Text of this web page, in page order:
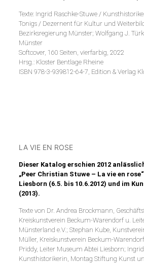
Texte: Ingrid Raschke-Stuwe /
Tonigs / Dezernent für Kultur und
Bezirksregierung Münster; Wolfgang J.
Münster
Softcover, 160 Seiten, vierfarbig, 2022
Hrsg.: Kloster Bentlage Rheine
ISBN 978-3-939812-64-7, Edition & Verlag
LA VIE EN ROSE
Dieser Katalog erschien 2012
„Peer Christian Stuwe – La vie en
Liesborn (6.5. bis 10.6.2012) und im
(2013).
Texte von Dr. Andrea Brockmann,
Kreiskunstverein Beckum-Warendorf u.
Münsterland e.V.; Stephan Kube,
Müller, Kreiskunstverein Beckum-
Priddy, Leiter Museum Abtei Liesborn;
Kunsthistorikerin, Montag Stiftung Kunst